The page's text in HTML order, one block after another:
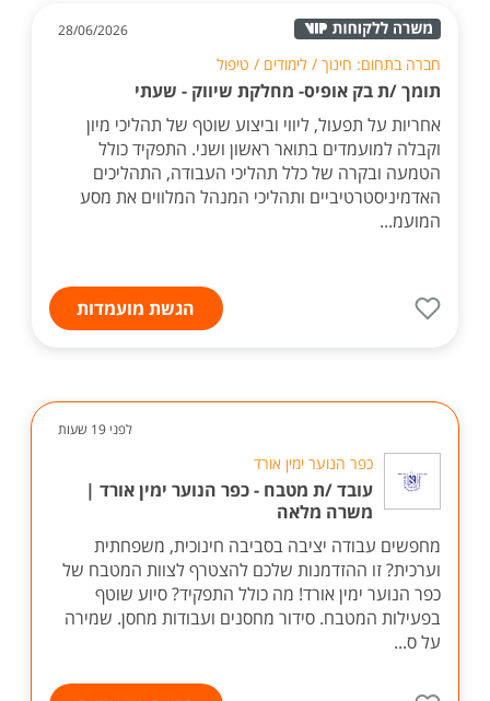
28/06/2026
חברה בתחום: חינוך / לימודים / טיפול
תומך /ת בק אופיס- מחלקת שיווק - שעתי
אחריות על תפעול, ליווי וביצוע שוטף של תהליכי מיון
וקבלה למועמדים בתואר ראשון ושני. התפקיד כולל
הטמעה ובקרה של כלל תהליכי העבודה, התהליכים
האדמיניסטרטיביים ותהליכי המנהל המלווים את מסע
המועמ...
הגשת מועמדות
לפני 19 שעות
כפר הנוער ימין אורד
עובד /ת מטבח - כפר הנוער ימין אורד |
משרה מלאה
מחפשים עבודה יציבה בסביבה חינוכית, משפחתית
וערכית? זו ההזדמנות שלכם להצטרף לצוות המטבח של
כפר הנוער ימין אורד! מה כולל התפקיד? סיוע שוטף
בפעילות המטבח. סידור מחסנים ועבודות מחסן. שמירה
על ס...